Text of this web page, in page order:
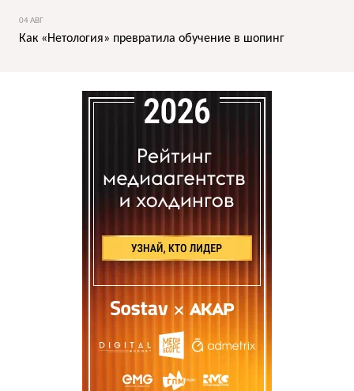
04 АВГ
Как «Нетология» превратила обучение в шопинг